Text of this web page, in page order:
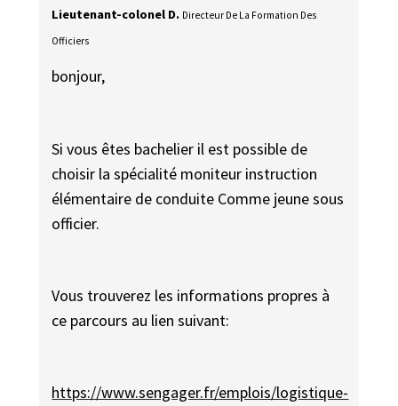
Lieutenant-colonel D. Directeur De La Formation Des
Officiers
bonjour,
Si vous êtes bachelier il est possible de
choisir la spécialité moniteur instruction
élémentaire de conduite Comme jeune sous
officier.
Vous trouverez les informations propres à
ce parcours au lien suivant:
https://www.sengager.fr/emplois/logistique-